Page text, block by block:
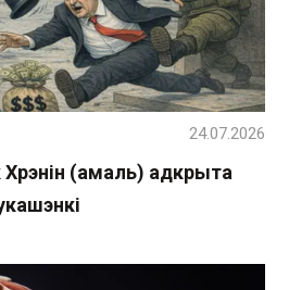
Хрэнін (амаль) адкрыта
24.07.2026